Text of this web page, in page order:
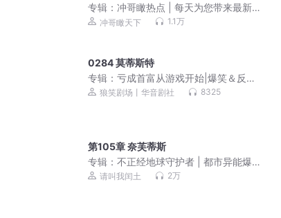
专辑：冲哥瞰热点 | 每天为您带来最新
热点解析
冲哥瞰天下 1.1万
0284 莫蒂斯特
专辑：亏成首富从游戏开始|爆笑＆反套
路|动漫同期|多人剧
狼笑剧场丨华音剧社 8325
第105章 奈芙蒂斯
专辑：不正经地球守护者 | 都市异能爆
笑文 |爆笑解压 |闰土剧社
请叫我闰土 2万